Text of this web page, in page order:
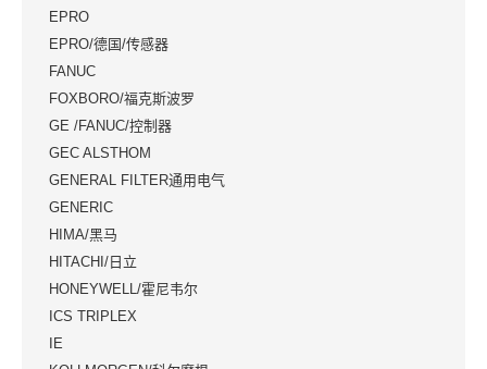
EPRO
EPRO/德国/传感器
FANUC
FOXBORO/福克斯波罗
GE /FANUC/控制器
GEC ALSTHOM
GENERAL FILTER通用电气
GENERIC
HIMA/黑马
HITACHI/日立
HONEYWELL/霍尼韦尔
ICS TRIPLEX
IE